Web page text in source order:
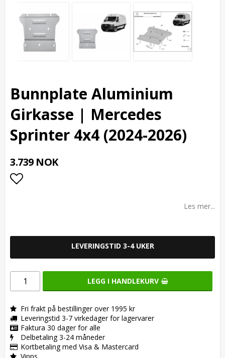
Bunnplate Aluminium
Girkasse | Mercedes
Sprinter 4x4 (2024-2026)
3.739 NOK
Les mer...
LEVERINGSTID 3-4 UKER
LEGG I HANDLEKURV
Fri frakt på bestillinger over 1995 kr
Leveringstid 3-7 virkedager for lagervarer
Faktura 30 dager for alle
Delbetaling 3-24 måneder
Kortbetaling med Visa & Mastercard